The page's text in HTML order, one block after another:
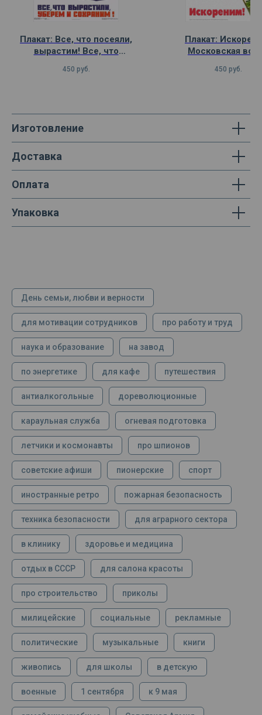
Плакат: Все, что посеяли,
вырастим! Все, что
сохраним!
450 руб.
Плакат:
Московская
450 руб.
Изготовление
Доставка
Оплата
Упаковка
День семьи, любви и верности
для мотивации сотрудников про работу и труд
наука и образование на завод
по энергетике для кафе путешествия
антиалкогольные дореволюционные
караульная служба огневая подготовка
летчики и космонавты про шпионов
советские афиши пионерские спорт
иностранные ретро пожарная безопасность
техника безопасности для аграрного сектора
в клинику здоровье и медицина
отдых в СССР для салона красоты
про строительство приколы
милицейские социальные рекламные
политические музыкальные книги
живопись для школы в детскую
военные 1 сентября к 9 мая